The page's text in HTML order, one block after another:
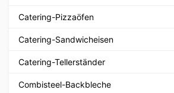
Catering-Pizzaöfen
Catering-Sandwicheisen
Catering-Tellerständer
Combisteel-Backbleche